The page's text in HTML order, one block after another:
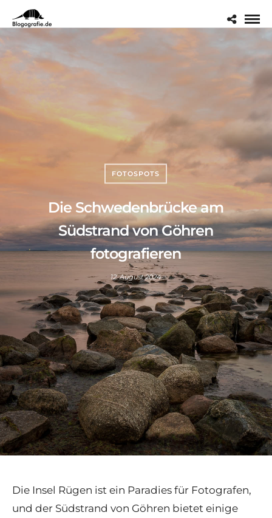
FOTOSPOTS
Die Schwedenbrücke am
Südstrand von Göhren
fotografieren
12. August 2024
Die Insel Rügen ist ein Paradies für Fotografen,
und der Südstrand von Göhren bietet einige